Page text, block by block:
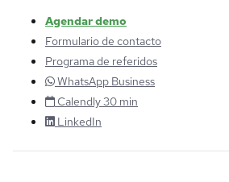
Agendar demo
Formulario de contacto
Programa de referidos
WhatsApp Business
Calendly 30 min
LinkedIn